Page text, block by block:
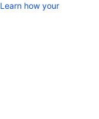
Learn how your